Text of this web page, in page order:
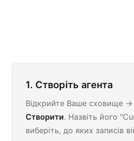
1. Створіть агента
Відкрийте Ваше сховище →
Створити. Назвіть його
виберіть, до яких записів